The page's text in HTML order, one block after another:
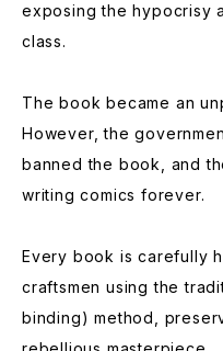
exposing the hypocrisy
class.
The book became an
However, the
banned the book, and
writing comics forever.
Every book is carefully
craftsmen using the
binding) method,